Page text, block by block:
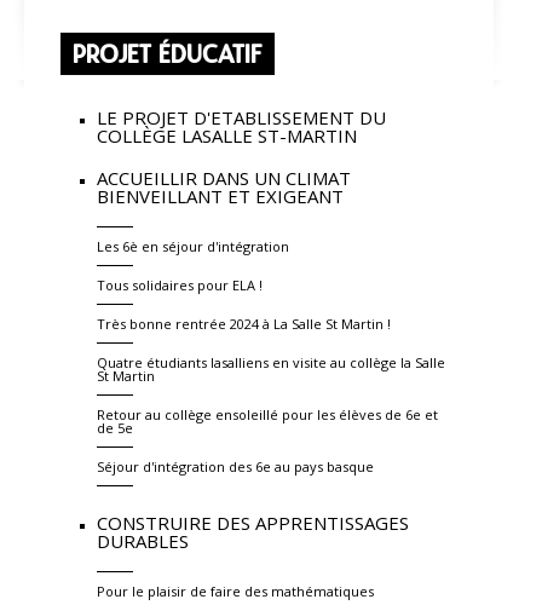
PROJET ÉDUCATIF
LE PROJET D'ETABLISSEMENT DU
COLLÈGE LASALLE ST-MARTIN
ACCUEILLIR DANS UN CLIMAT
BIENVEILLANT ET EXIGEANT
Les 6è en séjour d'intégration
Tous solidaires pour ELA !
Très bonne rentrée 2024 à La Salle St Martin !
Quatre étudiants lasalliens en visite au collège la Salle
St Martin
Retour au collège ensoleillé pour les élèves de 6e et
de 5e
Séjour d'intégration des 6e au pays basque
CONSTRUIRE DES APPRENTISSAGES
DURABLES
Pour le plaisir de faire des mathématiques